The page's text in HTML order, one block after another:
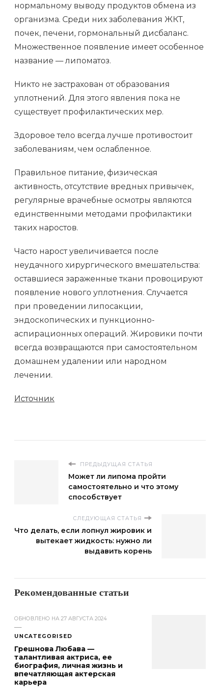
нормальному выводу продуктов обмена из
организма. Среди них заболевания ЖКТ,
почек, печени, гормональный дисбаланс.
Множественное появление имеет особенное
название — липоматоз.
Никто не застрахован от образования
уплотнений. Для этого явления пока не
существует профилактических мер.
Здоровое тело всегда лучше противостоит
заболеваниям, чем ослабленное.
Правильное питание, физическая
активность, отсутствие вредных привычек,
регулярные врачебные осмотры являются
единственными методами профилактики
таких наростов.
Часто нарост увеличивается после
неудачного хирургического вмешательства:
оставшиеся зараженные ткани провоцируют
появление нового уплотнения. Случается
при проведении липосакции,
эндоскопических и пункционно-
аспирационных операций. Жировики почти
всегда возвращаются при самостоятельном
домашнем удалении или народном
лечении.
Источник
ПРЕДЫДУЩАЯ СТАТЬЯ
Может ли липома пройти
самостоятельно и что этому
способствует
СЛЕДУЮЩАЯ СТАТЬЯ
Что делать, если лопнул жировик и
вытекает жидкость: нужно ли
выдавить корень
Рекомендованные статьи
ОБНОВЛЕНО НА 27 АВГУСТА 2024
UNCATEGORISED
Грешнова Любава —
талантливая актриса, ее
биография, личная жизнь и
впечатляющая актерская
карьера